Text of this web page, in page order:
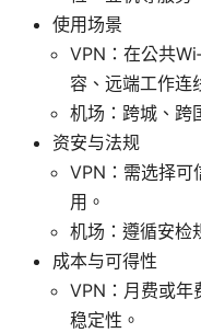
使用场景
VPN：在公共
容、远端工作连
机场：跨城、跨
资安与法规
VPN：需选择可
用。
机场：遵循安检
成本与可得性
VPN：月费或年
稳定性。